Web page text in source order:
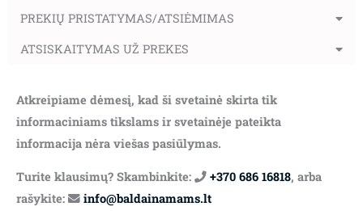
PREKIŲ PRISTATYMAS/ATSIĖMIMAS
ATSISKAITYMAS UŽ PREKES
Atkreipiame dėmesį, kad ši svetainė skirta tik
informaciniams tikslams ir svetainėje pateikta
informacija nėra viešas pasiūlymas.
Turite klausimų? Skambinkite: +370 686 16818, arba
rašykite:
info@baldainamams.lt